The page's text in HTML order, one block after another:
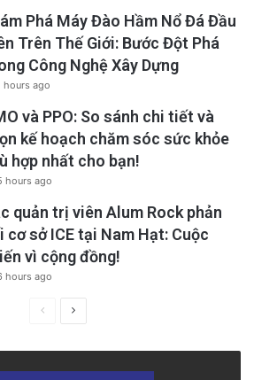
bó. Người ta kể rằng ông
tốt nhất cho những gia
khi ai đó cần, ông sẵn
không một lời than phiền.
không chỉ là nguồn thực
gặp gỡ, trò chuyện và
thị trấn nhỏ, nơi mọi người
nhau, Willie trở thành trung
cộng đồng – một điểm tựa
ảnh của lòng kiên nhẫn và
dần già đi, nhưng vẫn
Phá Máy Đào Hầm Nổ Đá Đầu
Trên Thế Giới: Bước Đột Phá
Công Nghệ Xây Dựng
hours ago
và PPO: So sánh chi tiết và
kế hoạch chăm sóc sức khỏe
hợp nhất cho bạn!
hours ago
quản trị viên Alum Rock phản
cơ sở ICE tại Nam Hạt: Cuộc
vì cộng đồng!
hours ago
PreviousNext